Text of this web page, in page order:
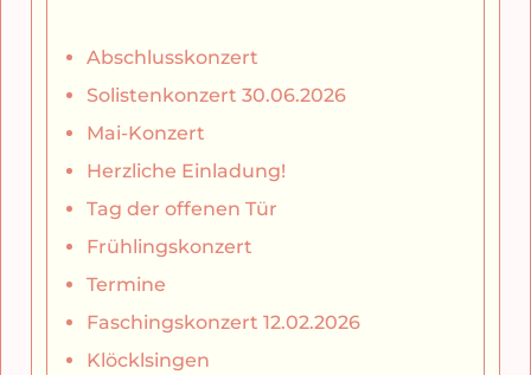
Abschlusskonzert
Solistenkonzert 30.06.2026
Mai-Konzert
Herzliche Einladung!
Tag der offenen Tür
Frühlingskonzert
Termine
Faschingskonzert 12.02.2026
Klöcklsingen